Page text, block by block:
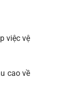
việc vệ
cao về